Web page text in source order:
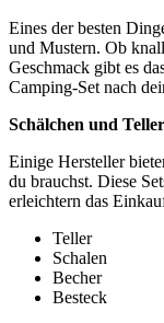
Eines der besten‌
und Mustern. Ob
Geschmack gibt ‌es
Camping-Set nach
Schälchen‍ und
Einige Hersteller
du brauchst. ⁢Diese
erleichtern ⁤das
Teller
Schalen
Becher
Besteck